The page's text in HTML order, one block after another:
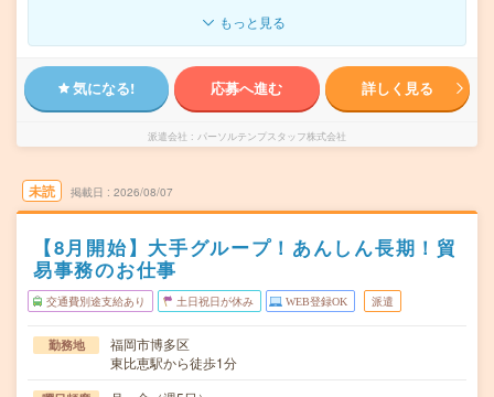
もっと見る
気になる! 応募へ進む 詳しく見る
派遣会社 パーソルテンプスタッフ株式会社
未読 掲載日 2026/08/07
【8月開始】大手グループ！あんしん長期！貿
易事務のお仕事
交通費別途支給あり 土日祝日が休み WEB登録OK 派遣
勤務地
福岡市博多区
東比恵駅から徒歩1分